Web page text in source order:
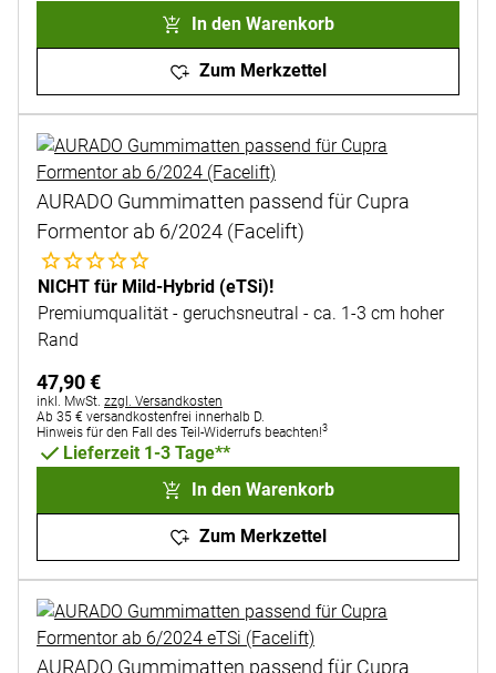
In den Warenkorb
Zum Merkzettel
AURADO Gummimatten passend für Cupra
Formentor ab 6/2024 (Facelift)
Noch keine Bewertungen abgegeben
NICHT für Mild-Hybrid (eTSi)!
Premiumqualität - geruchsneutral - ca. 1-3 cm hoher
Rand
47,90€
Steuerhinweis:
inkl. MwSt. zzgl. Versandkosten
Ab 35 € versandkostenfrei innerhalb D.
Hinweis für den Fall des Teil-Widerrufs beachten!3
Lieferzeit 1-3 Tage**
In den Warenkorb
Zum Merkzettel
AURADO Gummimatten passend für Cupra